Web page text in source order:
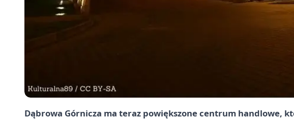
Dąbrowa Górnicza ma teraz powiększone centrum handlowe,